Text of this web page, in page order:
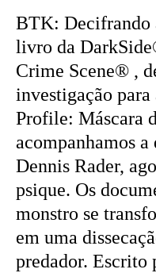
BTK: Decifrando
livro da
Crime Scene® ,
investigação
Profile: Máscara
acompanhamos
Dennis Rader,
psique. Os
monstro se
em uma
predador. Escrito